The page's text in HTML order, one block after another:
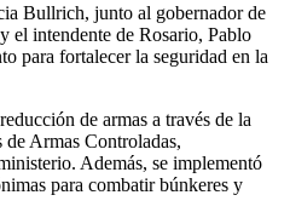
Bullrich, junto al gobernador de
el intendente de Rosario, Pablo
para fortalecer la seguridad en la
de armas a través de la
Armas Controladas,
Además, se implementó
para combatir búnkeres y